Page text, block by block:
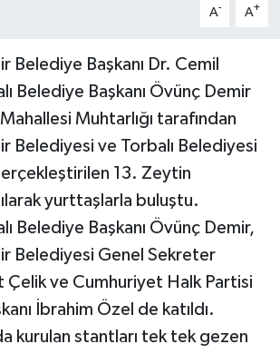
A- A+
Belediye Başkanı Dr. Cemil
Belediye Başkanı Övünç Demir
Muhtarlığı tarafından
Belediyesi ve Torbalı Belediyesi
13. Zeytin
yurttaşlarla buluştu.
Belediye Başkanı Övünç Demir,
Belediyesi Genel Sekreter
Çelik ve Cumhuriyet Halk Partisi
İbrahim Özel de katıldı.
kurulan stantları tek tek gezen